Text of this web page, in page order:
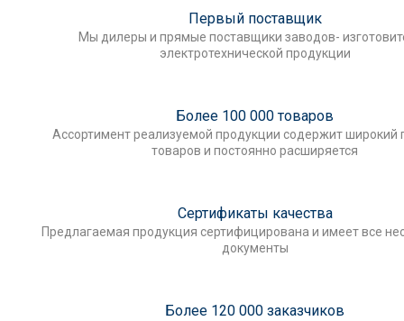
Первый поставщик
Мы дилеры и прямые поставщики заводов-
электротехнической продукции
Более 100 000 товаров
Ассортимент реализуемой продукции содержит широкий
товаров и постоянно расширяется
Сертификаты качества
Предлагаемая продукция сертифицирована и имеет все
документы
Более 120 000 заказчиков